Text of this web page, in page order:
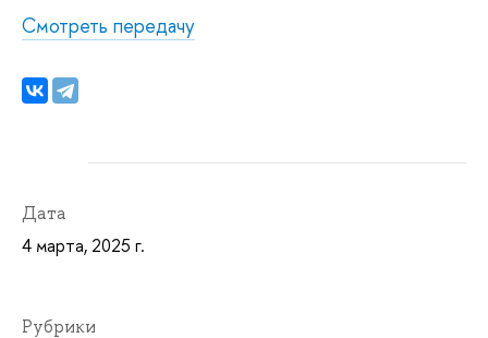
Смотреть передачу
Дата
4 марта, 2025 г.
Рубрики